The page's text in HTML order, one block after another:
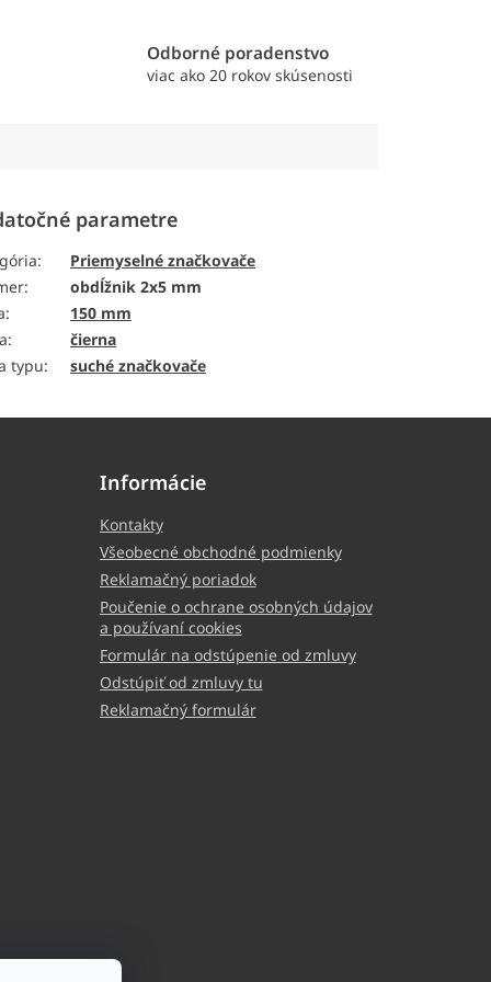
Odborné poradenstvo
viac ako 20 rokov skúsenosti
parametre
:
Priemyselné značkovače
:
obdĺžnik 2x5 mm
:
150 mm
:
čierna
typu: suché značkovače
Informácie
Kontakty
Všeobecné obchodné podmienky
Reklamačný poriadok
Poučenie o ochrane osobných údajov
a používaní cookies
Formulár na odstúpenie od zmluvy
Odstúpiť od zmluvy tu
Reklamačný formulár